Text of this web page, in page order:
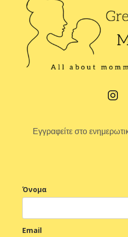
Εγγραφείτε στο
Όνομα
Email